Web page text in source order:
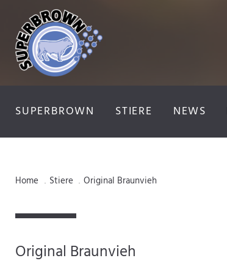
SUPERBROWN STIERE NEWS
Home . Stiere . Original Braunvieh
Original Braunvieh